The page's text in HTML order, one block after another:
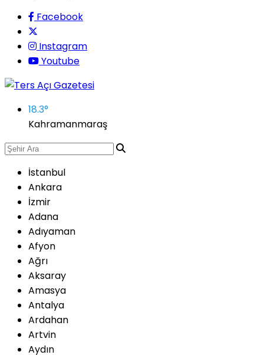
Facebook
Instagram
Youtube
18.3°
Kahramanmaraş
İstanbul
Ankara
İzmir
Adana
Adıyaman
Afyon
Ağrı
Aksaray
Amasya
Antalya
Ardahan
Artvin
Aydın